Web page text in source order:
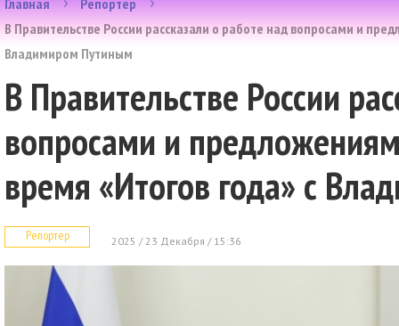
Главная
Репортер
В Правительстве России рассказали о работе над вопросами и
Владимиром Путиным
В Правительстве России
вопросами и
время «Итогов года» с
Репортер 2025 / 23 Декабря / 15:36